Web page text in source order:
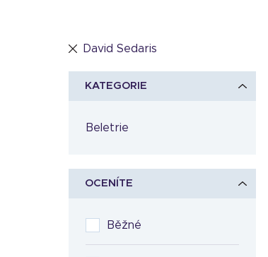
David Sedaris
KATEGORIE
Beletrie
OCENÍTE
Běžné